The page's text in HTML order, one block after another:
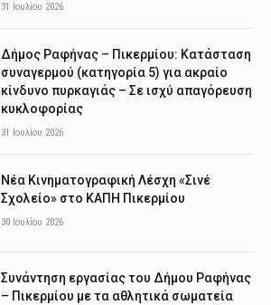
31 Ιουλίου 2026
Δήμος Ραφήνας – Πικερμίου: Κατάσταση
συναγερμού (κατηγορία 5) για ακραίο
κίνδυνο πυρκαγιάς – Σε ισχύ απαγόρευση
κυκλοφορίας
31 Ιουλίου 2026
Νέα Κινηματογραφική Λέσχη «Σινέ
Σχολείο» στο ΚΑΠΗ Πικερμίου
30 Ιουλίου 2026
Συνάντηση εργασίας του Δήμου Ραφήνας
– Πικερμίου με τα αθλητικά σωματεία